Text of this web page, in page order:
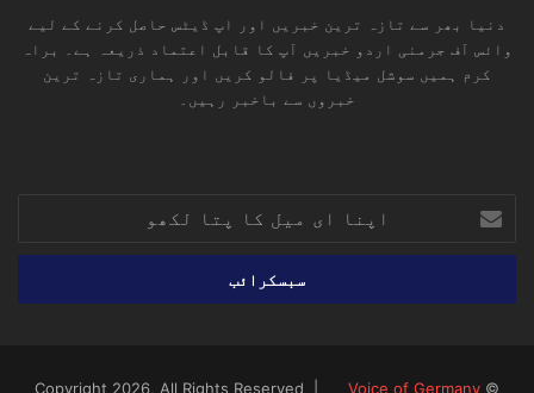
دنیا بھر سے تازہ ترین خبریں اور اپ ڈیٹس حاصل کرنے کے لیے
وائس آف جرمنی اردو خبریں آپ کا قابل اعتماد ذریعہ ہے۔ براہ
کرم ہمیں سوشل میڈیا پر فالو کریں اور ہماری تازہ ترین
خبروں سے باخبر رہیں۔
ای
میل
پتا
© Copyright 2026, All Rights Reserved |
Voice of Germany